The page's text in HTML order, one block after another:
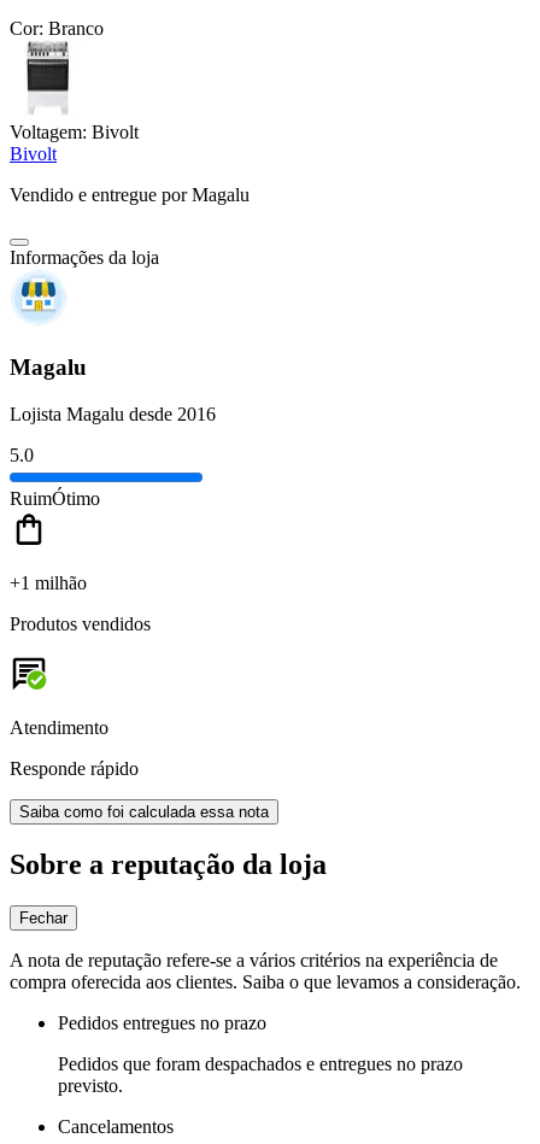
Cor: Branco
Voltagem: Bivolt
Bivolt
Vendido e entregue por Magalu
Informações da loja
Magalu
Lojista Magalu desde 2016
5.0
RuimÓtimo
+1 milhão
Produtos vendidos
Atendimento
Responde rápido
Saiba como foi calculada essa nota
Sobre a reputação da loja
Fechar
A nota de reputação refere-se a vários critérios na experiência de
compra oferecida aos clientes. Saiba o que levamos a consideração.
Pedidos entregues no prazo
Pedidos que foram despachados e entregues no prazo
previsto.
Cancelamentos